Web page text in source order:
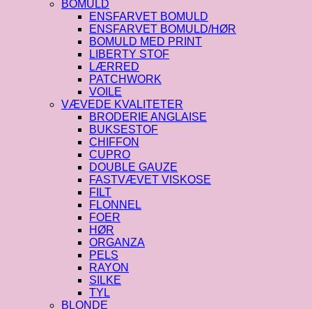
BOMULD
ENSFARVET BOMULD
ENSFARVET BOMULD/HØR
BOMULD MED PRINT
LIBERTY STOF
LÆRRED
PATCHWORK
VOILE
VÆVEDE KVALITETER
BRODERIE ANGLAISE
BUKSESTOF
CHIFFON
CUPRO
DOUBLE GAUZE
FASTVÆVET VISKOSE
FILT
FLONNEL
FOER
HØR
ORGANZA
PELS
RAYON
SILKE
TYL
BLONDE